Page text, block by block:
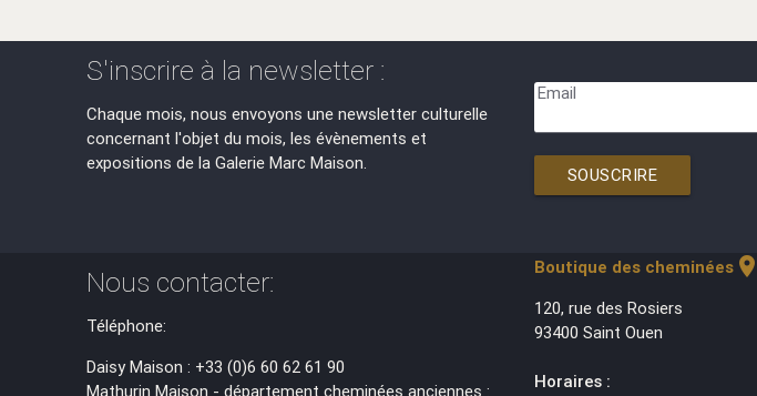
S'inscrire à la newsletter :
Chaque mois, nous envoyons une newsletter culturelle
concernant l'objet du mois, les évènements et
expositions de la Galerie Marc Maison.
Email
SOUSCRIRE
Nous contacter:
Téléphone:
Daisy Maison : +33 (0)6 60 62 61 90
Mathurin Maison - département cheminées anciennes :
Boutique des cheminéeslocation_on
120, rue des Rosiers
93400 Saint Ouen
Horaires :